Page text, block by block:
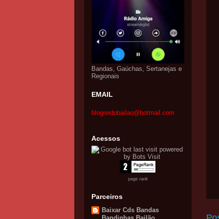
Bandas, Gaúchas, Sertanejas e
Regionais
EMAIL
blogreidobailao@hotmail.com
Acessos
page rank
Parceiros
Baixar Cds Bandas